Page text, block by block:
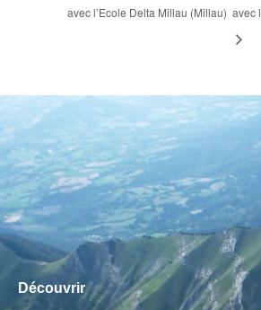
avec l’Ecole Delta Millau (Millau) avec
Découvrir